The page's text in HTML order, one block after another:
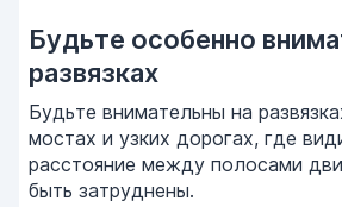
Будьте особенно
развязках
Будьте внимательны на
мостах и узких дорогах, где
расстояние между полосами
быть затруднены.